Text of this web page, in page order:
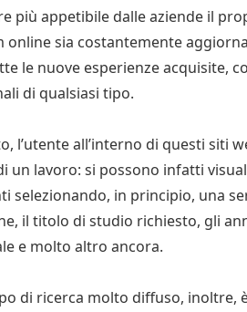
più appetibile dalle aziende il
online sia costantemente
le nuove esperienze acquisite,
di qualsiasi tipo.
l’utente all’interno di questi siti
un lavoro: si possono infatti
selezionando, in principio, una
il titolo di studio richiesto, gli
e molto altro ancora.
di ricerca molto diffuso, inoltre,